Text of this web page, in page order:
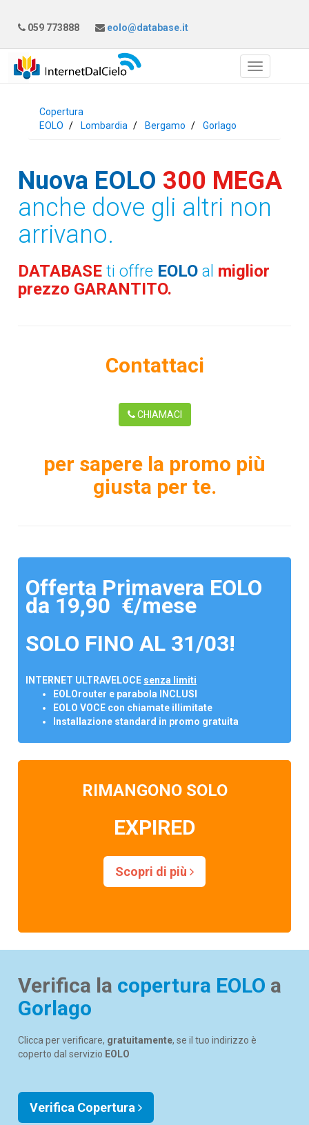
059 773888 eolo@database.it
Copertura
EOLO
Lombardia Bergamo Gorlago
Nuova EOLO 300 MEGA
anche dove gli altri non
arrivano.
DATABASEti offre EOLO al miglior
prezzo GARANTITO.
Contattaci
CHIAMACI
per sapere la promo più
giusta per te.
Offerta Primavera EOLO
da 19,90 €/mese
SOLO FINO AL 31/03!
INTERNET ULTRAVELOCE senza limiti
EOLOrouter e parabola INCLUSI
EOLO VOCE con chiamate illimitate
Installazione standard in promo gratuita
RIMANGONO SOLO
EXPIRED
Scopri di più
Verifica la copertura EOLO a
Gorlago
Clicca per verificare, gratuitamente, se il tuo indirizzo è
coperto dal servizio EOLO
Verifica Copertura